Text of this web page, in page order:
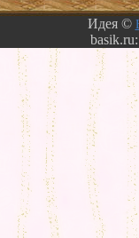
Идея ©